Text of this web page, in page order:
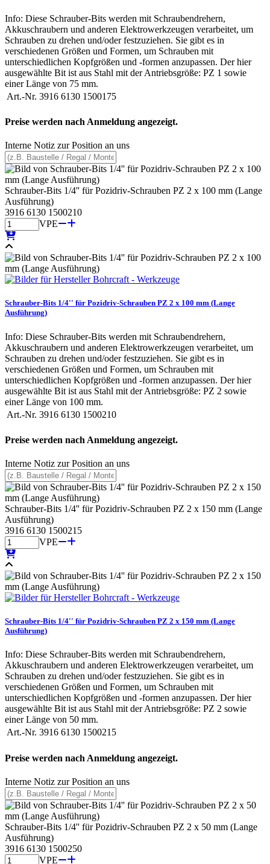
Info: Diese Schrauber-Bits werden mit Schraubendrehern,
Akkuschraubern und anderen Elektrowerkzeugen verarbeitet, um
Schrauben zu drehen und/oder festzuziehen. Sie gibt es in
verschiedenen Größen und Formen, um Schrauben mit
unterschiedlichen Kopfgrößen und -formen anzupassen. Der hier
ausgewählte Bit ist aus Stahl mit der Antriebsgröße: PZ 1 sowie
einer Länge von 75 mm.
Art.-Nr. 3916 6130 1500175
Preise werden nach Anmeldung angezeigt.
Interne Notiz zur Position an uns
Schrauber-Bits 1/4'' für Pozidriv-Schrauben PZ 2 x 100 mm (Lange
Ausführung)
3916 6130 1500210
VPE
Schrauber-Bits 1/4'' für Pozidriv-Schrauben PZ 2 x 100 mm (Lange
Ausführung)
Info: Diese Schrauber-Bits werden mit Schraubendrehern,
Akkuschraubern und anderen Elektrowerkzeugen verarbeitet, um
Schrauben zu drehen und/oder festzuziehen. Sie gibt es in
verschiedenen Größen und Formen, um Schrauben mit
unterschiedlichen Kopfgrößen und -formen anzupassen. Der hier
ausgewählte Bit ist aus Stahl mit der Antriebsgröße: PZ 2 sowie
einer Länge von 100 mm.
Art.-Nr. 3916 6130 1500210
Preise werden nach Anmeldung angezeigt.
Interne Notiz zur Position an uns
Schrauber-Bits 1/4'' für Pozidriv-Schrauben PZ 2 x 150 mm (Lange
Ausführung)
3916 6130 1500215
VPE
Schrauber-Bits 1/4'' für Pozidriv-Schrauben PZ 2 x 150 mm (Lange
Ausführung)
Info: Diese Schrauber-Bits werden mit Schraubendrehern,
Akkuschraubern und anderen Elektrowerkzeugen verarbeitet, um
Schrauben zu drehen und/oder festzuziehen. Sie gibt es in
verschiedenen Größen und Formen, um Schrauben mit
unterschiedlichen Kopfgrößen und -formen anzupassen. Der hier
ausgewählte Bit ist aus Stahl mit der Antriebsgröße: PZ 2 sowie
einer Länge von 50 mm.
Art.-Nr. 3916 6130 1500215
Preise werden nach Anmeldung angezeigt.
Interne Notiz zur Position an uns
Schrauber-Bits 1/4'' für Pozidriv-Schrauben PZ 2 x 50 mm (Lange
Ausführung)
3916 6130 1500250
VPE